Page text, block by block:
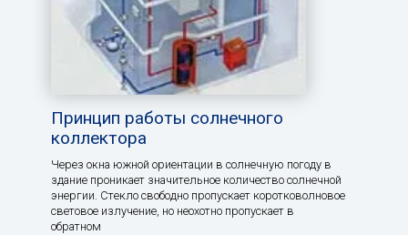
Принцип работы солнечного
коллектора
Через окна южной ориентации в солнечную погоду в
здание проникает значительное количество солнечной
энергии. Стекло свободно пропускает коротковолновое
световое излучение, но неохотно пропускает в
обратном